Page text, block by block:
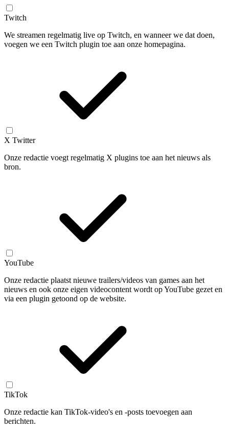
Twitch
We streamen regelmatig live op Twitch, en wanneer we dat doen,
voegen we een Twitch plugin toe aan onze homepagina.
X Twitter
Onze redactie voegt regelmatig X plugins toe aan het nieuws als
bron.
YouTube
Onze redactie plaatst nieuwe trailers/videos van games aan het
nieuws en ook onze eigen videocontent wordt op YouTube gezet en
via een plugin getoond op de website.
TikTok
Onze redactie kan TikTok-video's en -posts toevoegen aan
berichten.